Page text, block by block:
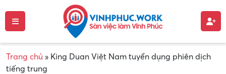
Trang chủ » King Duan Việt Nam tuyển dụng phiên dịch
tiếng trung